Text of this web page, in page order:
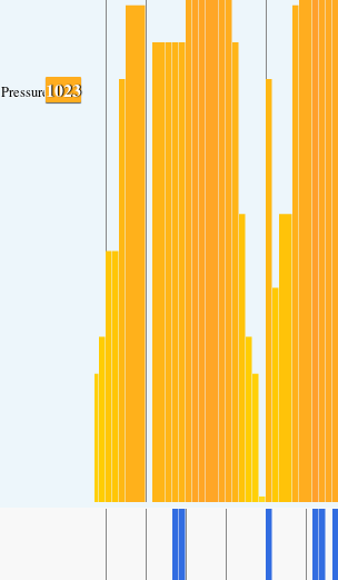
Pressure1023